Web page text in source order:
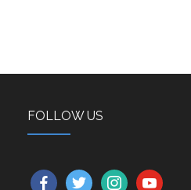
FOLLOW US
facebooktwitterinstagramyoutube